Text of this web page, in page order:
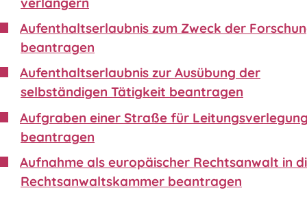
Aufenthaltserlaubnis zum Zweck der
beantragen
Aufenthaltserlaubnis zur Ausübung der
selbständigen Tätigkeit beantragen
Aufgraben einer Straße für
beantragen
Aufnahme als europäischer Rechtsanwalt in
Rechtsanwaltskammer beantragen